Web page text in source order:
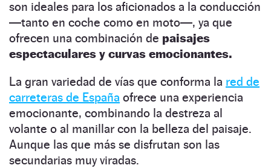
son ideales para los aficionados a la conducción
—tanto en coche como en moto—, ya que
ofrecen una combinación de paisajes
espectaculares y curvas emocionantes.
La gran variedad de vías que conforma la red de
carreteras de España ofrece una experiencia
emocionante, combinando la destreza al
volante o al manillar con la belleza del paisaje.
Aunque las que más se disfrutan son las
secundarias muy viradas.